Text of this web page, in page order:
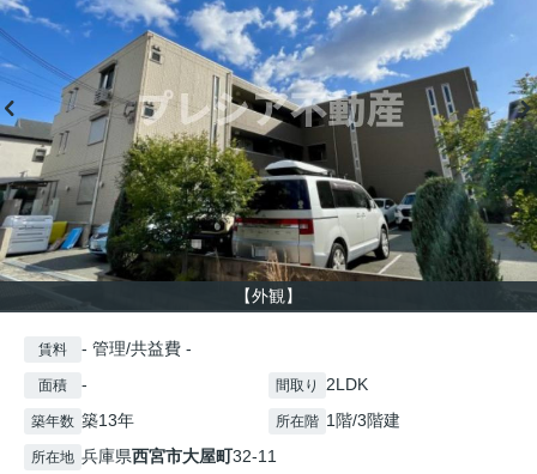
【外観】
賃料 - 管理/共益費 -
面積 - 間取り 2LDK
築年数 築13年 所在階 1階/3階建
所在地 兵庫県西宮市大屋町32-11